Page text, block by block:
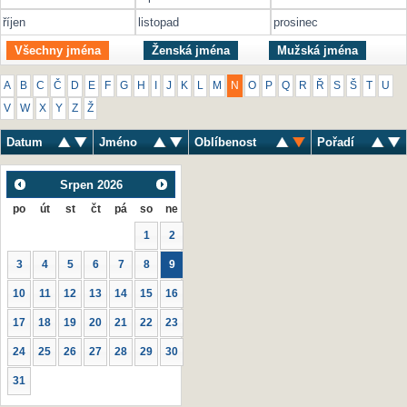
říjen
listopad prosinec
Všechny jména Ženská jména Mužská jména
A B C Č D E F G H J K M N O P Q R Ř S Š U
V W X Y Z Ž
Datum Jméno Oblíbenost Pořadí
Srpen 2026
po út st čt pá so ne
1 2
3 4 5 6 7 8 9
10 11 12 13 14 15 16
17 18 19 20 21 22 23
24 25 26 27 28 29 30
31